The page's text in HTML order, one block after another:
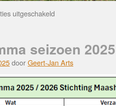
uitgeschakeld
december
seizoen
doorGeert-Jan Arts